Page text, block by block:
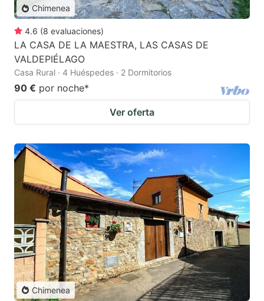
Chimenea
4.6 (8 evaluaciones)
LA CASA DE LA MAESTRA, LAS CASAS DE
VALDEPIÉLAGO
Casa Rural · 4 Huéspedes · 2 Dormitorios
90 € por noche*
Ver oferta
Chimenea